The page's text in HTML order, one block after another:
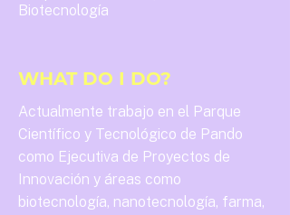
Biotecnología
WHAT DO I DO?
Actualmente trabajo en el Parque
Científico y Tecnológico de Pando
como Ejecutiva de Proyectos de
Innovación y áreas como
biotecnología, nanotecnología, farma,